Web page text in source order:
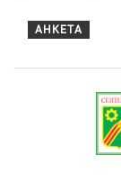
АНКЕТА